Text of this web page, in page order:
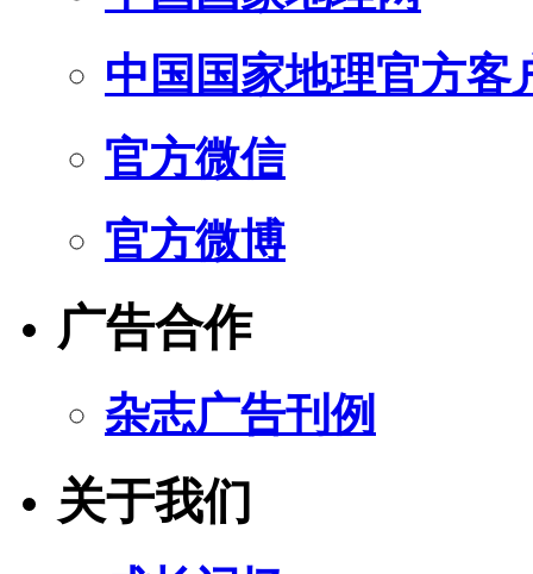
中国国家地理官方客
官方微信
官方微博
广告合作
杂志广告刊例
关于我们